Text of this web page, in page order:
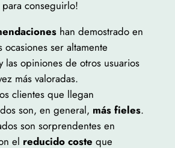
conseguirlo!
han demostrado en
ocasiones ser altamente
las opiniones de otros usuarios
más valoradas.
clientes que llegan
son, en general, más fieles.
son sorprendentes en
el reducido coste que